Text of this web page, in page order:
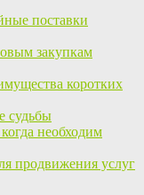
поставки
закупкам
коротких
судьбы
необходим
продвижения услуг